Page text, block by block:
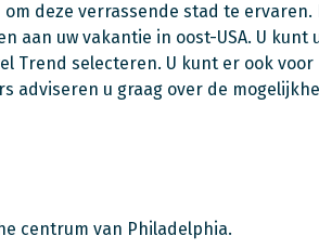
deze verrassende stad te
aan uw vakantie in oost-USA. U
Trend selecteren. U kunt er ook
adviseren u graag over de
centrum van Philadelphia.